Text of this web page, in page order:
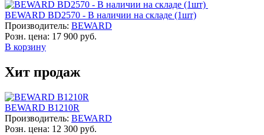
BEWARD BD2570 - В наличии на складе (1шт)
Производитель: BEWARD
Розн. цена: 17 900 руб.
В корзину
Хит продаж
BEWARD B1210R
Производитель: BEWARD
Розн. цена: 12 300 руб.